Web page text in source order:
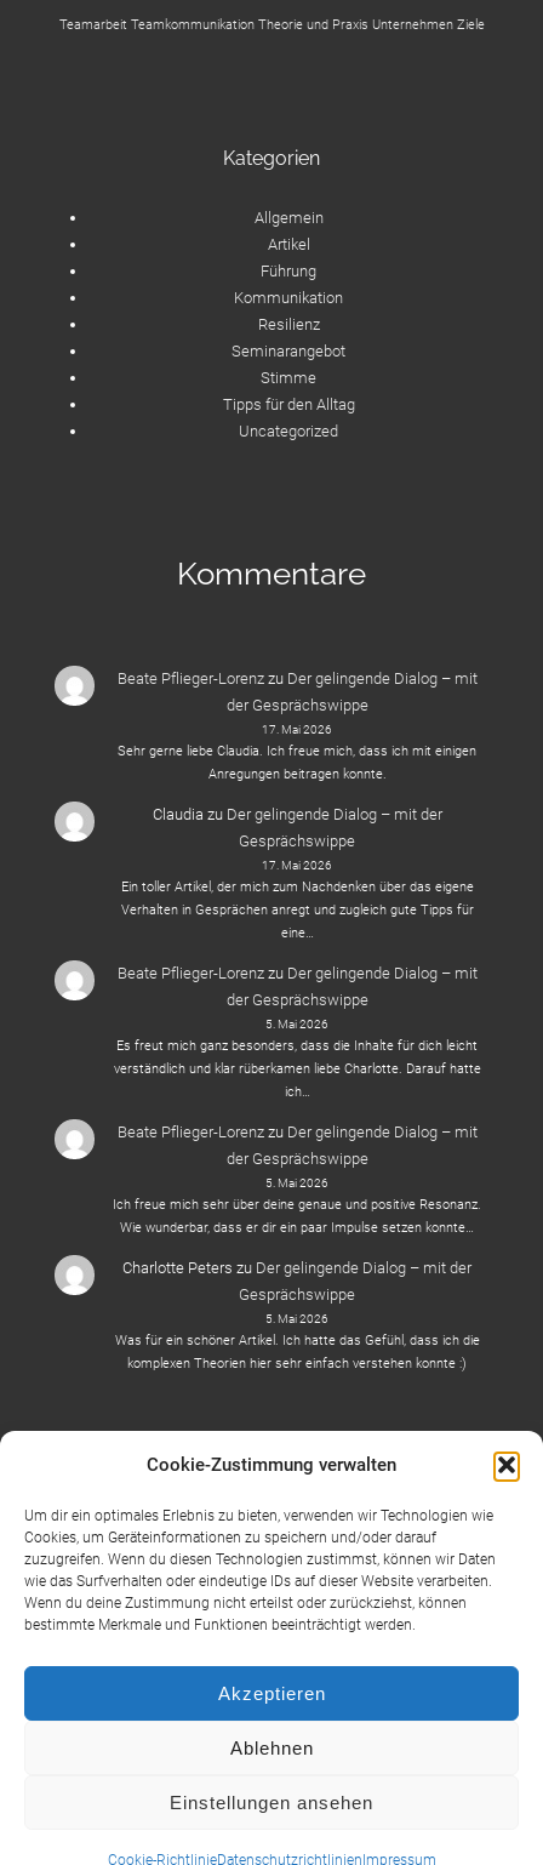
Cookie-Zustimmung verwalten
Um dir ein optimales Erlebnis zu bieten, verwenden wir Technologien wie
Cookies, um Geräteinformationen zu speichern und/oder darauf
zuzugreifen. Wenn du diesen Technologien zustimmst, können wir Daten
wie das Surfverhalten oder eindeutige IDs auf dieser Website verarbeiten.
Wenn du deine Zustimmung nicht erteilst oder zurückziehst, können
bestimmte Merkmale und Funktionen beeinträchtigt werden.
Akzeptieren
Ablehnen
Einstellungen ansehen
Cookie-RichtlinieDatenschutzrichtlinien Impressum
Teamarbeit Teamkommunikation Theorie und Praxis Unternehmen Ziele
Kategorien
Allgemein
Artikel
Führung
Kommunikation
Resilienz
Seminarangebot
Stimme
Tipps für den Alltag
Uncategorized
Kommentare
Beate Pflieger-Lorenzzu Der gelingende Dialog – mit
der Gesprächswippe
17. Mai 2026
Sehr gerne liebe Claudia. Ich freue mich, dass ich mit einigen
Anregungen beitragen konnte.
Claudia zu Der gelingende Dialog – mit der
Gesprächswippe
17. Mai 2026
Ein toller Artikel, der mich zum Nachdenken über das eigene
Verhalten in Gesprächen anregt und zugleich gute Tipps für
eine…
Beate Pflieger-Lorenzzu Der gelingende Dialog – mit
der Gesprächswippe
5. Mai 2026
Es freut mich ganz besonders, dass die Inhalte für dich leicht
verständlich und klar rüberkamen liebe Charlotte. Darauf hatte
ich…
Beate Pflieger-Lorenzzu Der gelingende Dialog – mit
der Gesprächswippe
5. Mai 2026
Ich freue mich sehr über deine genaue und positive Resonanz.
Wie wunderbar, dass er dir ein paar Impulse setzen konnte…
Charlotte Peters zu Der gelingende Dialog – mit der
Gesprächswippe
5. Mai 2026
Was für ein schöner Artikel. Ich hatte das Gefühl, dass ich die
komplexen Theorien hier sehr einfach verstehen konnte :)
Über uns Kooperationen Aktuelles Training
Coaching
Artikel
Datenschutzrichtlinien Impressum
Moderieren
Copyright © 2026Lorenz & Grahn | Präsentiert von